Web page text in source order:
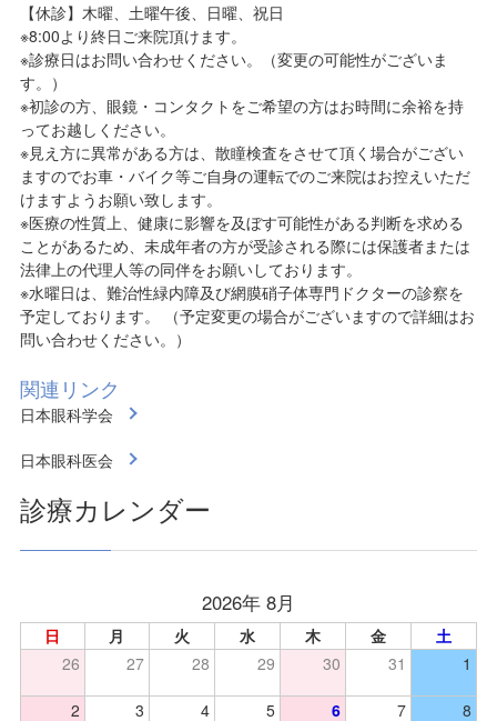
【休診】木曜、土曜午後、日曜、祝日
※8:00より終日ご来院頂けます。
※診療日はお問い合わせください。（変更の可能性がございま
す。）
※初診の方、眼鏡・コンタクトをご希望の方はお時間に余裕を持
ってお越しください。
※見え方に異常がある方は、散瞳検査をさせて頂く場合がござい
ますのでお車・バイク等ご自身の運転でのご来院はお控えいただ
けますようお願い致します。
※医療の性質上、健康に影響を及ぼす可能性がある判断を求める
ことがあるため、未成年者の方が受診される際には保護者または
法律上の代理人等の同伴をお願いしております。
※水曜日は、難治性緑内障及び網膜硝子体専門ドクターの診察を
予定しております。 （予定変更の場合がございますので詳細はお
問い合わせください。）
関連リンク
日本眼科学会
日本眼科医会
診療カレンダー
2026年 8月
日 月 火 水 木 金
土
26
27 28 29 30 31 1
2 3 4 5 6 7 8